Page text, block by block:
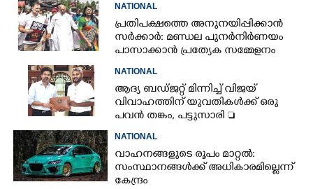
NATIONAL
പ്രതിപക്ഷത്തെ അനുനയിപ്പിക്കാൻ
സർക്കാർ: മണ്ഡല പുനർനിർണയം
പാസാക്കാൻ പ്രത്യേക സമ്മേളനം
NATIONAL
ആദ്യ ബഡ്ജറ്റ് മിന്നിച്ച് വിജയ്
വിവാഹത്തിന് യുവതികൾക്ക് ഒരു
പവൻ തങ്കം, പട്ടുസാരി 
സ്വർണമോതിരം  വിദ്യാർത്ഥികൾക്ക്
സൈക്കിൾ
NATIONAL
വാഹനങ്ങളുടെ രൂപം മാറ്റൽ:
സംസ്ഥാനങ്ങൾക്ക് അധികാരമില്ലെന്ന്
കേന്ദ്രം